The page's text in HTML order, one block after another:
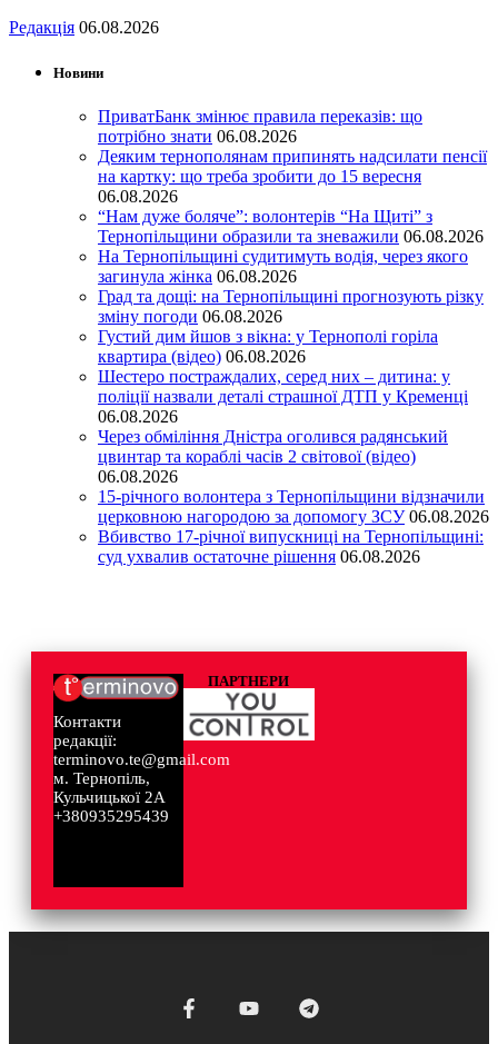
Редакція 06.08.2026
Новини
ПриватБанк змінює правила переказів: що
потрібно знати 06.08.2026
Деяким тернополянам припинять надсилати пенсії
на картку: що треба зробити до 15 вересня
06.08.2026
“Нам дуже боляче”: волонтерів “На Щиті” з
Тернопільщини образили та зневажили 06.08.2026
На Тернопільщині судитимуть водія, через якого
загинула жінка 06.08.2026
Град та дощі: на Тернопільщині прогнозують різку
зміну погоди 06.08.2026
Густий дим йшов з вікна: у Тернополі горіла
квартира (відео) 06.08.2026
Шестеро постраждалих, серед них – дитина: у
поліції назвали деталі страшної ДТП у Кременці
06.08.2026
Через обміління Дністра оголився радянський
цвинтар та кораблі часів 2 світової (відео)
06.08.2026
15-річного волонтера з Тернопільщини відзначили
церковною нагородою за допомогу ЗСУ 06.08.2026
Вбивство 17-річної випускниці на Тернопільщині:
суд ухвалив остаточне рішення 06.08.2026
Контакти
редакції:
terminovo.te@gmail.com
м. Тернопіль,
Кульчицької 2А
+380935295439
ПАРТНЕРИ